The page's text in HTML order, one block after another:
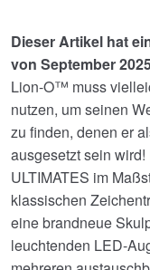
war:
€86.05
Dieser Artikel hat
von September
Lion-O™ muss
nutzen, um seinen
zu finden, denen er
ausgesetzt sein
ULTIMATES im
klassischen
eine brandneue
leuchtenden LED-